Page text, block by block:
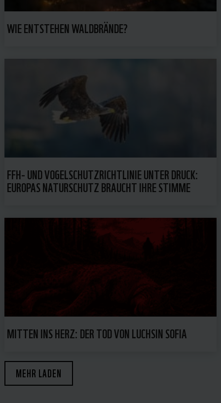
WIE ENTSTEHEN WALDBRÄNDE?
FFH- UND VOGELSCHUTZRICHTLINIE UNTER DRUCK:
EUROPAS NATURSCHUTZ BRAUCHT IHRE STIMME
MITTEN INS HERZ: DER TOD VON LUCHSIN SOFIA
MEHR LADEN